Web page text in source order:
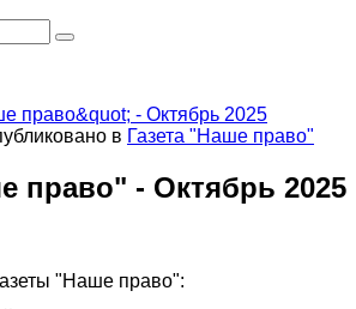
в Газета "Наше право"
право" - Октябрь 2025
"Наше право":